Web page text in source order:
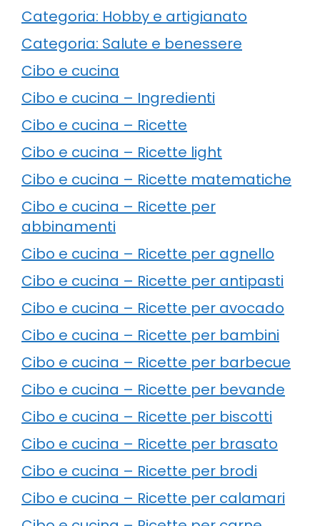
Categoria: Hobby e artigianato
Categoria: Salute e benessere
Cibo e cucina
Cibo e cucina – Ingredienti
Cibo e cucina – Ricette
Cibo e cucina – Ricette light
Cibo e cucina – Ricette matematiche
Cibo e cucina – Ricette per
abbinamenti
Cibo e cucina – Ricette per agnello
Cibo e cucina – Ricette per antipasti
Cibo e cucina – Ricette per avocado
Cibo e cucina – Ricette per bambini
Cibo e cucina – Ricette per barbecue
Cibo e cucina – Ricette per bevande
Cibo e cucina – Ricette per biscotti
Cibo e cucina – Ricette per brasato
Cibo e cucina – Ricette per brodi
Cibo e cucina – Ricette per calamari